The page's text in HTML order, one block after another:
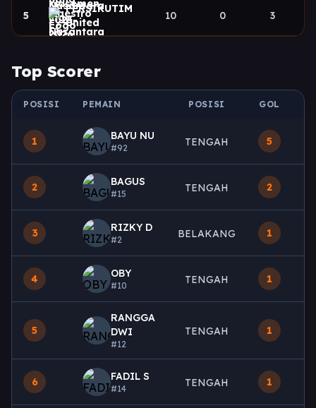
5
PERSIKUTIM
United
10 0 3
Top Scorer
POSISI PEMAIN POSISI GOL
1 BAYU NU
#92 TENGAH 5
2 BAGUS
#15 TENGAH 2
3 RIZKY D
#2 BELAKANG 1
4 OBY
#10 TENGAH 1
5
RANGGA
DWI
#12
TENGAH 1
6 FADIL S
#14 TENGAH 1